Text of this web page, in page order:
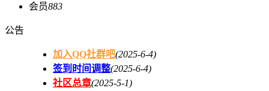
会员883
公告
加入QQ社群吧(2025-6-4)
签到时间调整(2025-6-4)
社区总章(2025-5-1)